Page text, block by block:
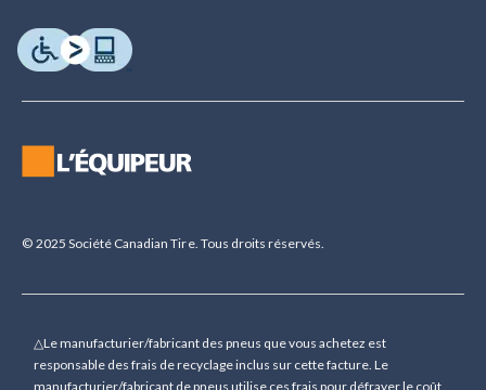
© 2025 Société Canadian Tire. Tous droits réservés.
△Le manufacturier/fabricant des pneus que vous achetez est
responsable des frais de recyclage inclus sur cette facture. Le
manufacturier/fabricant de pneus utilise ces frais pour défrayer le coût